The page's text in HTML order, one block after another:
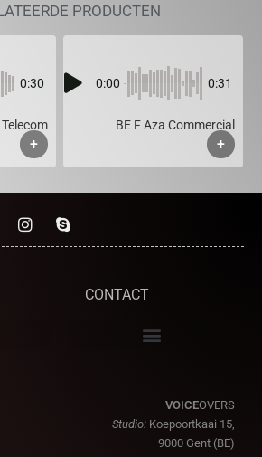
PRODUCTEN
0:30
+
0:00 0:31
BE F Aza Commercial
+
CONTACT
VOICEOVERS
Studio: Koepoortkaai 15,
9000 Gent (BE)